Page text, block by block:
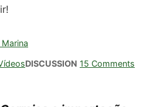
DISCUSSION 15 Comments